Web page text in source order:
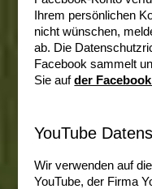
Ihrem persönlichen
nicht wünschen,
ab. Die
Facebook sammelt
Sie aufder
YouTube
Wir verwenden auf
YouTube, der Firma